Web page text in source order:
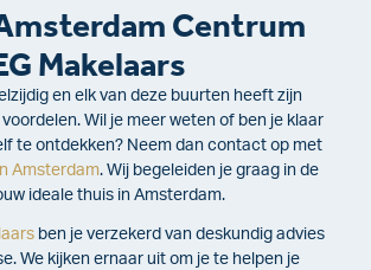
Centrum
Makelaars
en elk van deze buurten heeft zijn
Wil je meer weten of ben je klaar
te ontdekken? Neem dan contact op met
Amsterdam. Wij begeleiden je graag in de
ideale thuis in Amsterdam.
ben je verzekerd van deskundig advies
We kijken ernaar uit om je te helpen je